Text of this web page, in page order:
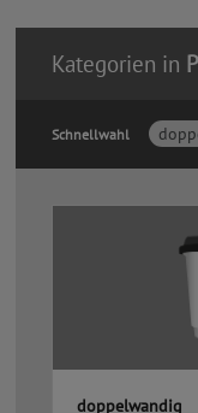
Kategorien in
Schnellwahl
doppelwandig